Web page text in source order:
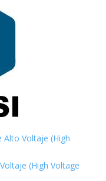
Alto Voltaje (High
(High Voltage